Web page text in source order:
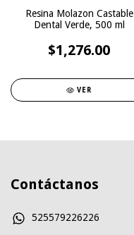
Resina Molazon Castable
Dental Verde, 500 ml
$1,276.00
VER
Contáctanos
525579226226